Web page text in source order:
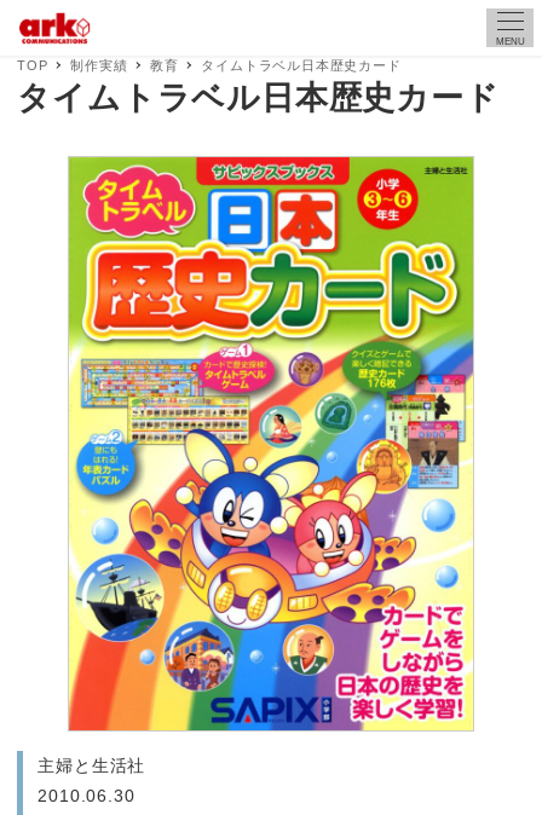
MENU
TOP 制作実績 教育 タイムトラベル日本歴史カード
タイムトラベル日本歴史カード
主婦と生活社
2010.06.30